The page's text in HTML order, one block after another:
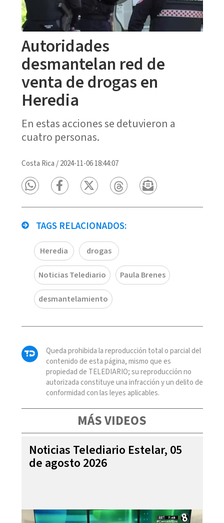
Autoridades
desmantelan red de
venta de drogas en
Heredia
En estas acciones se detuvieron a
cuatro personas.
Costa Rica /2024-11-06 18:44:07
TAGS RELACIONADOS:
Heredia drogas
Noticias Telediario Paula Brenes
desmantelamiento
Queda prohibida la reproducción total o parcial del
contenido de esta página, mismo que es
propiedad de TELEDIARIO; su reproducción no
autorizada constituye una infracción y un delito de
conformidad con las leyes aplicables.
MÁS VIDEOS
Noticias Telediario Estelar, 05
de agosto 2026